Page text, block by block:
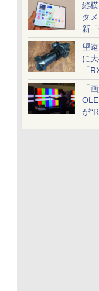
縦
タ
新
望
に
「
「
が